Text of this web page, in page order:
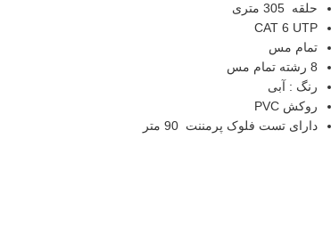
حلقه 305 متری
CAT 6 UTP
تمام مس
8 رشته تمام مس
رنگ : آبی
روکش PVC
دارای تست فلوک پرمننت 90 متر